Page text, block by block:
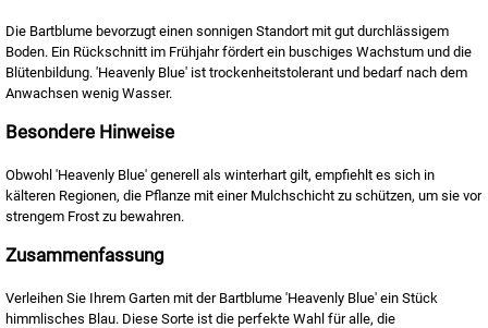
Die Bartblume bevorzugt einen sonnigen Standort mit gut durchlässigem
Boden. Ein Rückschnitt im Frühjahr fördert ein buschiges Wachstum und die
Blütenbildung. 'Heavenly Blue' ist trockenheitstolerant und bedarf nach dem
Anwachsen wenig Wasser.
Besondere Hinweise
Obwohl 'Heavenly Blue' generell als winterhart gilt, empfiehlt es sich in
kälteren Regionen, die Pflanze mit einer Mulchschicht zu schützen, um sie vor
strengem Frost zu bewahren.
Zusammenfassung
Verleihen Sie Ihrem Garten mit der Bartblume 'Heavenly Blue' ein Stück
himmlisches Blau. Diese Sorte ist die perfekte Wahl für alle, die